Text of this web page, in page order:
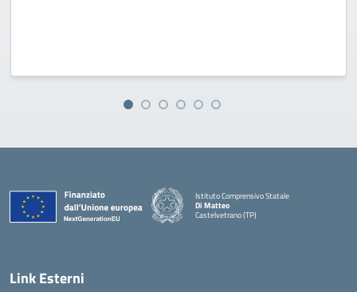
Istituto Comprensivo Statale
Di Matteo
Castelvetrano (TP)
Link Esterni